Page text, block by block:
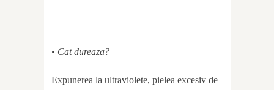
• Cat dureaza?
Expunerea la ultraviolete, pielea excesiv de